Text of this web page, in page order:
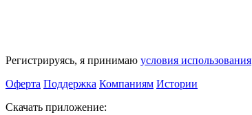
Регистрируясь, я принимаю условия использования
Оферта Поддержка Компаниям Истории
Скачать приложение: